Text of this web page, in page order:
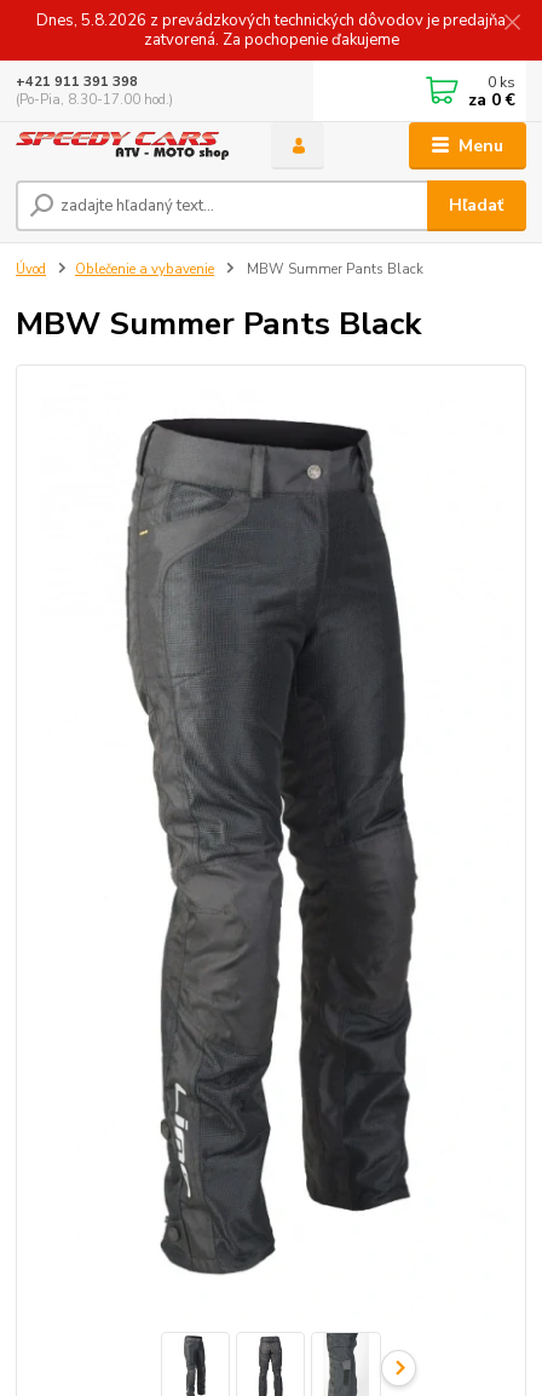
Dnes, 5.8.2026 z prevádzkových technických dôvodov je predajňa
zatvorená. Za pochopenie ďakujeme
Menu
Hľadať
+421 911 391 398
(Po-Pia, 8.30-17.00 hod.)
0 ks
za 0 €
Úvod Oblečenie a vybavenie MBW Summer Pants Black
MBW Summer Pants Black